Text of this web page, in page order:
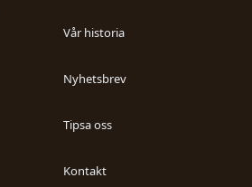
Vår historia
Nyhetsbrev
Tipsa oss
Kontakt